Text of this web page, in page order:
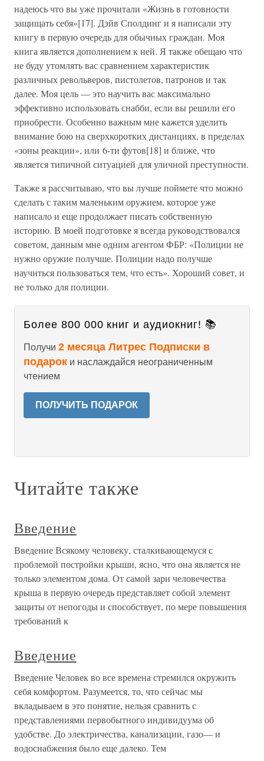
надеюсь что вы уже прочитали «Жизнь в готовности
защищать себя»[17]. Дэйв Сполдинг и я написали эту
книгу в первую очередь для обычных граждан. Моя
книга является дополнением к ней. Я также обещаю что
не буду утомлять вас сравнением характеристик
различных револьверов, пистолетов, патронов и так
далее. Моя цель — это научить вас максимально
эффективно использовать снабби, если вы решили его
приобрести. Особенно важным мне кажется уделить
внимание бою на сверхкоротких дистанциях, в пределах
«зоны реакции», или 6-ти футов[18] и ближе, что
является типичной ситуацией для уличной преступности.
Также я рассчитываю, что вы лучше поймете что можно
сделать с таким маленьким оружием, которое уже
написало и еще продолжает писать собственную
историю. В моей подготовке я всегда руководствовался
советом, данным мне одним агентом ФБР: «Полиции не
нужно оружие получше. Полиции надо получше
научиться пользоваться тем, что есть». Хороший совет, и
не только для полиции.
Более 800 000 книг и аудиокниг! 📚
Получи 2 месяца Литрес Подписки в
подарок и наслаждайся неограниченным
чтением
ПОЛУЧИТЬ ПОДАРОК
Читайте также
Введение
Введение Всякому человеку, сталкивающемуся с
проблемой постройки крыши, ясно, что она является не
только элементом дома. От самой зари человечества
крыша в первую очередь представляет собой элемент
защиты от непогоды и способствует, по мере повышения
требований к
Введение
Введение Человек во все времена стремился окружить
себя комфортом. Разумеется, то, что сейчас мы
вкладываем в это понятие, нельзя сравнить с
представлениями первобытного индивидуума об
удобстве. До электричества, канализации, газо— и
водоснабжения было еще далеко. Тем